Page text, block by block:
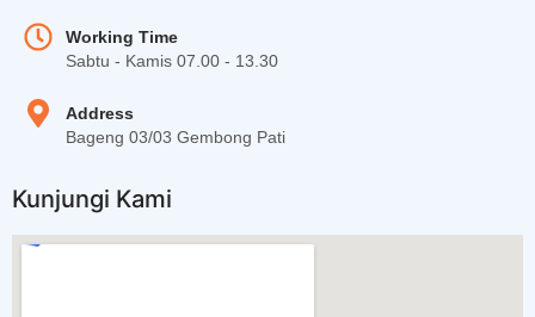
Working Time
Sabtu - Kamis 07.00 - 13.30
Address
Bageng 03/03 Gembong Pati
Kunjungi Kami